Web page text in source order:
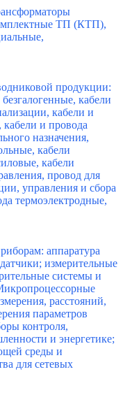
ТП (КТП),
продукции:
кабели
кабели и
кабели и провода
назначения,
кабели
кабели
провод для
управления и сбора
термоэлектродные,
аппаратура
измерительные
системы и
расстояний,
параметров
контроля,
и энергетике;
среды и
для сетевых